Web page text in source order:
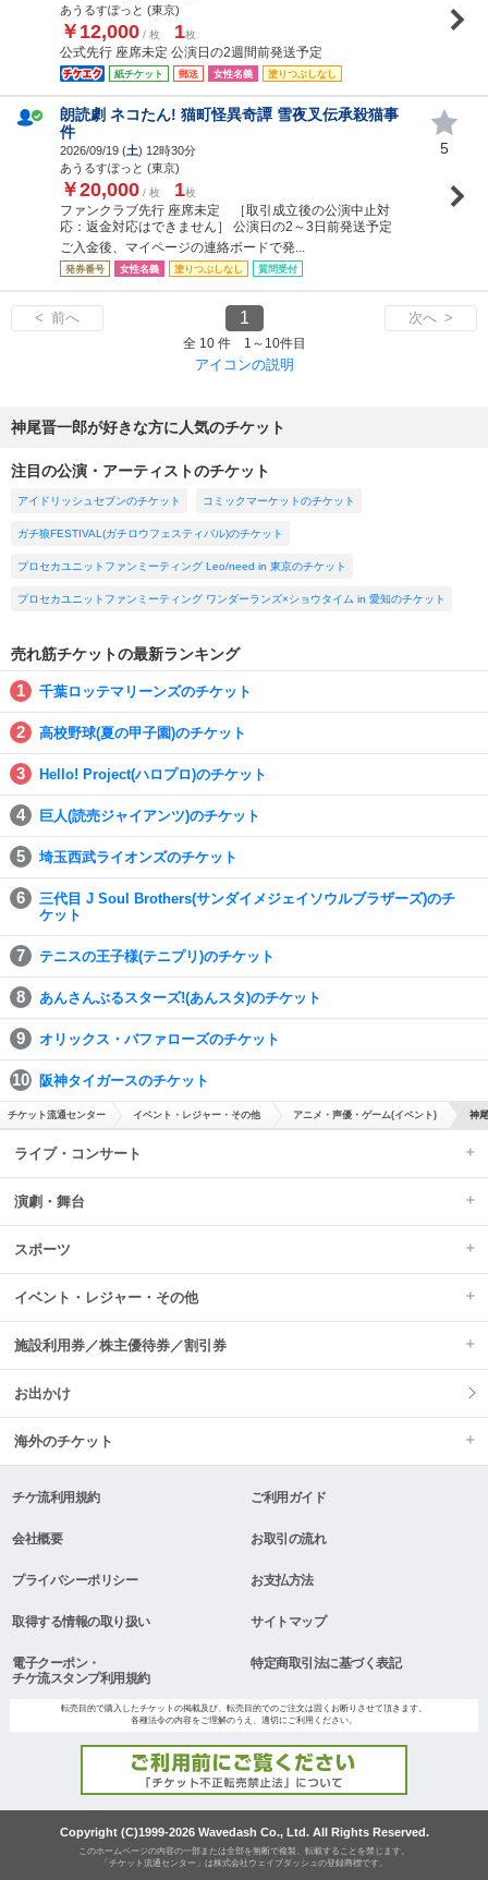
あうるすぽっと (東京)
￥12,000 / 枚 1枚
公式先行 座席未定 公演日の2週間前発送予定
紙チケット 郵送 女性名義 塗りつぶしなし
朗読劇 ネコたん! 猫町怪異奇譚 雪夜叉伝承殺猫事
件
2026/09/19 (土) 12時30分
あうるすぽっと (東京)
￥20,000 / 枚 1枚
ファンクラブ先行 座席未定 ［取引成立後の公演中止対
応：返金対応はできません］ 公演日の2～3日前発送予定
ご入金後、マイページの連絡ボードで発...
発券番号 女性名義 塗りつぶしなし 質問受付
5
< 前へ 1 次へ >
全 10 件 1～10件目
アイコンの説明
神尾晋一郎が好きな方に人気のチケット
注目の公演・アーティストのチケット
アイドリッシュセブンのチケット コミックマーケットのチケット
ガチ狼FESTIVAL(ガチロウフェスティバル)のチケット
プロセカユニットファンミーティング Leo/need in 東京のチケット
プロセカユニットファンミーティング ワンダーランズ×ショウタイム in 愛知のチケット
売れ筋チケットの最新ランキング
千葉ロッテマリーンズのチケット
高校野球(夏の甲子園)のチケット
Hello! Project(ハロプロ)のチケット
巨人(読売ジャイアンツ)のチケット
埼玉西武ライオンズのチケット
三代目 J Soul Brothers(サンダイメジェイソウルブラザーズ)のチ
ケット
テニスの王子様(テニプリ)のチケット
あんさんぶるスターズ!(あんスタ)のチケット
オリックス・バファローズのチケット
阪神タイガースのチケット
チケット流通センター イベント・レジャー・その他 アニメ・声優・ゲーム(イベント) 神
ライブ・コンサート
演劇・舞台
スポーツ
イベント・レジャー・その他
施設利用券／株主優待券／割引券
お出かけ
海外のチケット
チケ流利用規約 ご利用ガイド
会社概要 お取引の流れ
プライバシーポリシー お支払方法
取得する情報の取り扱い サイトマップ
電子クーポン・
チケ流スタンプ利用規約
特定商取引法に基づく表記
転売目的で購入したチケットの掲載及び、転売目的でのご注文は固くお断りさせて頂きます。
各種法令の内容をご理解のうえ、適切にご利用ください。
Copyright (C)1999-2026 Wavedash Co., Ltd. All Rights Reserved.
このホームページの内容の一部または全部を無断で複製、転載することを禁じます。
「チケット流通センター」は株式会社ウェイブダッシュの登録商標です。